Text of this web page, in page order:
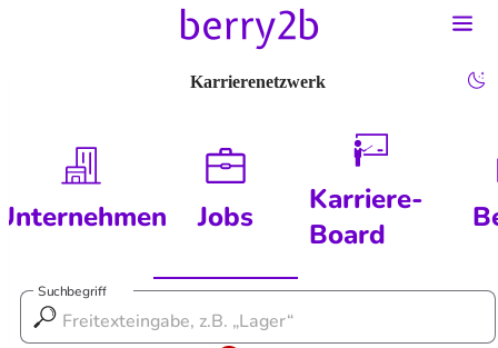
Karrierenetzwerk
Jobs
Karriere-
Board
Suchbegriff